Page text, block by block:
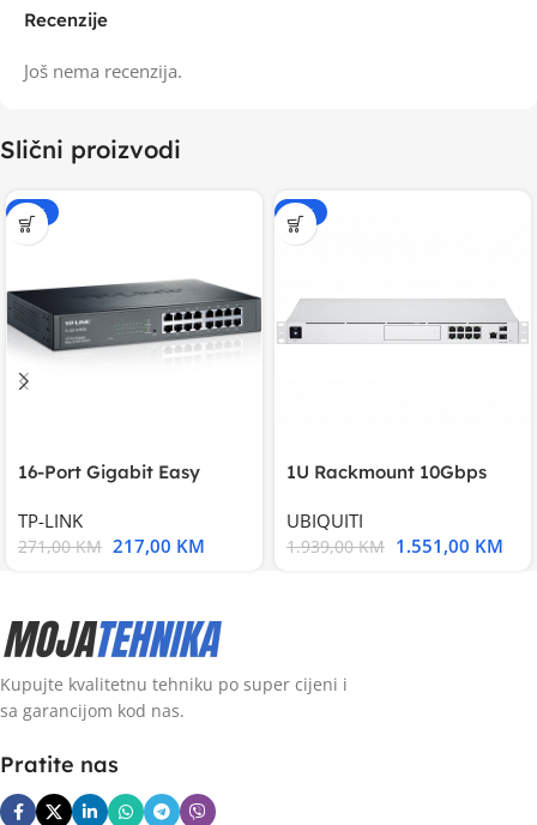
Recenzije
Još nema recenzija.
Slični proizvodi
-20%
16-Port Gigabit Easy
TP-LINK
271,00KM 217,00 KM
-20%
1U Rackmount 10Gbps
UBIQUITI
1.939,00KM 1.551,00 KM
Kupujte kvalitetnu tehniku po super cijeni i
sa garancijom kod nas.
Pratite nas